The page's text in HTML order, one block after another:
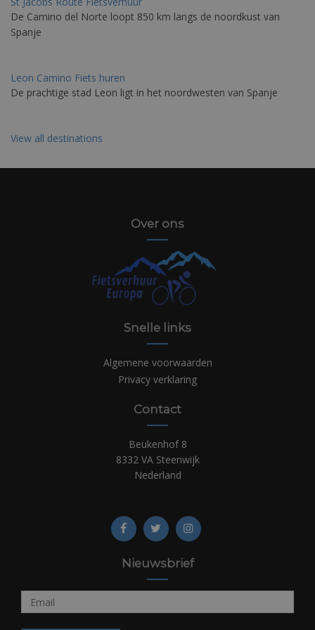
De Camino del Norte loopt 850 km langs de noordkust van
Spanje
Leon Camino Fiets huren
De prachtige stad Leon ligt in het noordwesten van Spanje
View all destinations
Over ons
Snelle links
Algemene voorwaarden
Privacy verklaring
Contact
Beukenhof 8
8332 VA Steenwijk
Nederland
Nieuwsbrief